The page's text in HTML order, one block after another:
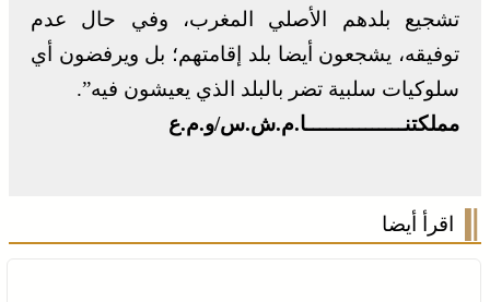
تشجيع بلدهم الأصلي المغرب، وفي حال عدم
توفيقه، يشجعون أيضا بلد إقامتهم؛ بل ويرفضون أي
سلوكيات سلبية تضر بالبلد الذي يعيشون فيه”.
مملكتنـــــــــــــــا.م.ش.س/و.م.ع
اقرأ أيضا